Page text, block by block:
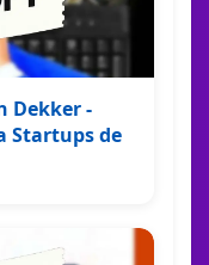
Dekker -
Startups de